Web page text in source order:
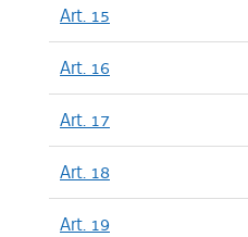
Art. 15
Art. 16
Art. 17
Art. 18
Art. 19